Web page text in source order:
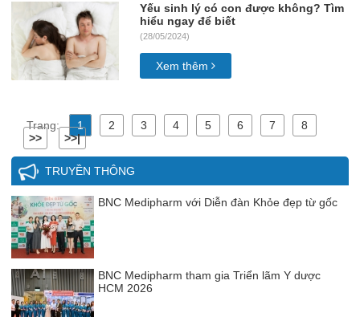
Yếu sinh lý có con được không? Tìm
hiểu ngay để biết
(28/05/2024)
Xem thêm
Trang: 1 2 3 4 5 6 7
8
>>
>>|
TRUYỀN THÔNG
BNC Medipharm với Diễn đàn Khỏe đẹp từ gốc
BNC Medipharm tham gia Triển lãm Y dược
HCM 2026